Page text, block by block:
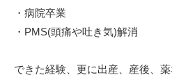
・病院卒業⁡
・PMS(頭痛や吐き気)解消⁡
できた経験、更に出産、産後、